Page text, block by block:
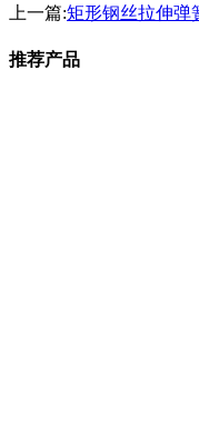
上一篇:矩形钢丝拉伸弹
推荐产品